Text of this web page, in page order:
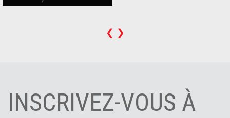
❮ ❯
INSCRIVEZ-VOUS À